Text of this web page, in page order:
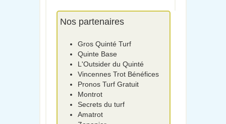
Nos partenaires
Gros Quinté Turf
Quinte Base
L'Outsider du Quinté
Vincennes Trot Bénéfices
Pronos Turf Gratuit
Montrot
Secrets du turf
Amatrot